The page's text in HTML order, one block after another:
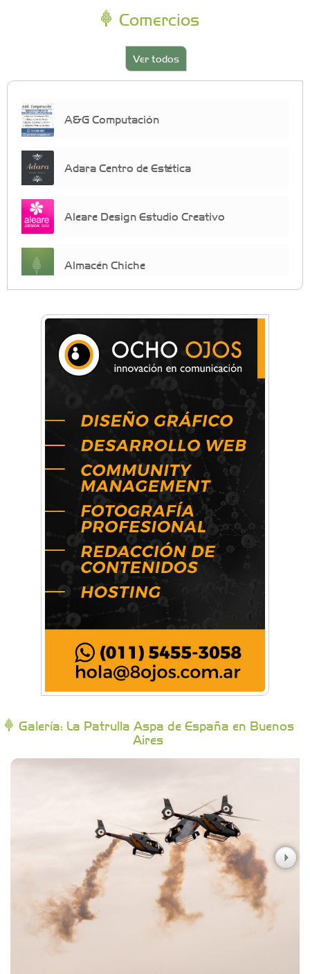
Comercios
Ver todos
A&G Computación
Adara Centro de Estética
Aleare Design Estudio Creativo
Almacén Chiche
crecimiento personal
Arq. Horacio Alejandro Sánchez
Artística ApasionArte
Artística Veral
BAIC Ramos Mejía
Brisé Estudio de Danzas
Buenos Aires Equipar
Campoy Federik - Productores Asesores de
Seguros
Carniceria y granja El Viejo Peña
Casa Berta
Clima Castelar
CONSERVAS YAMASIRO
Galería: La Patrulla Aspa de España en Buenos
Aires